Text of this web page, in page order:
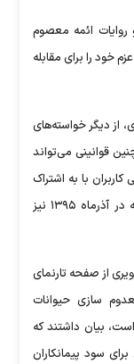
روایات ائمه معصوم
خود را برای مقابله
از دیگر خواسته‌های
قوانینی می‌تواند
با به اشتراک
گذاشتن تصاویر تارنماهای خبری، اشاره داشتند که در آذرماه ۱۳۹۵ نیز
از صفحه تارنمای
سازی حیوانات
بیان داشتند که
سود پیمانکاران